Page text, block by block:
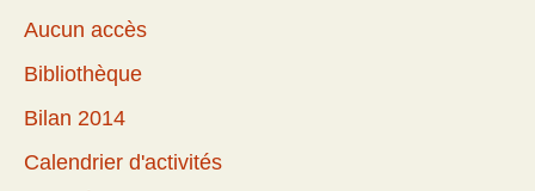
Aucun accès
Bibliothèque
Bilan 2014
Calendrier d'activités